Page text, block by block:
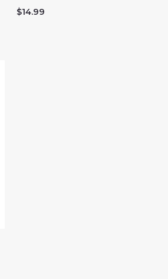
$14.99